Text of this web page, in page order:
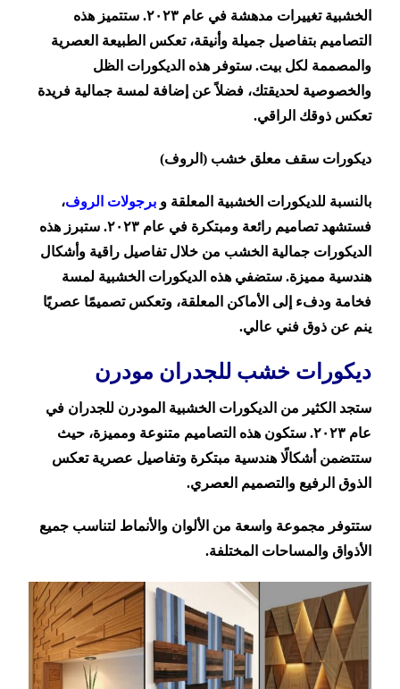
الخشبية تغييرات مدهشة في عام ٢٠٢٣. ستتميز هذه
التصاميم بتفاصيل جميلة وأنيقة، تعكس الطبيعة العصرية
والمصممة لكل بيت. ستوفر هذه الديكورات الظل
والخصوصية لحديقتك، فضلاً عن إضافة لمسة جمالية فريدة
تعكس ذوقك الراقي.
ديكورات سقف معلق خشب (الروف)
بالنسبة للديكورات الخشبية المعلقة وبرجولات الروف،
فستشهد تصاميم رائعة ومبتكرة في عام ٢٠٢٣. ستبرز هذه
الديكورات جمالية الخشب من خلال تفاصيل راقية وأشكال
هندسية مميزة. ستضفي هذه الديكورات الخشبية لمسة
فخامة ودفء إلى الأماكن المعلقة، وتعكس تصميمًا عصريًا
ينم عن ذوق فني عالي.
ديكورات خشب للجدران مودرن
ستجد الكثير من الديكورات الخشبية المودرن للجدران في
عام ٢٠٢٣. ستكون هذه التصاميم متنوعة ومميزة، حيث
ستتضمن أشكالًا هندسية مبتكرة وتفاصيل عصرية تعكس
الذوق الرفيع والتصميم العصري.
ستتوفر مجموعة واسعة من الألوان والأنماط لتناسب جميع
الأذواق والمساحات المختلفة.